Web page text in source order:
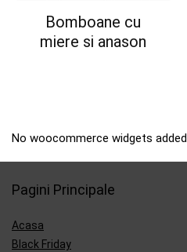
Bomboane cu
miere si anason
No woocommerce widgets added
Pagini Principale
Acasa
Black Friday